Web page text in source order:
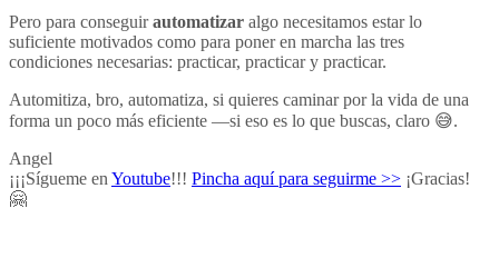
Pero para conseguirautomatizar algo necesitamos estar lo
suficiente motivados como para poner en marcha las tres
condiciones necesarias: practicar, practicar y practicar.
Automitiza, bro, automatiza, si quieres caminar por la vida de una
forma un poco más eficiente —si eso es lo que buscas, claro 😅.
Angel
¡¡¡Sígueme en Youtube!!! Pincha aquí para seguirme >> ¡Gracias!
🤗